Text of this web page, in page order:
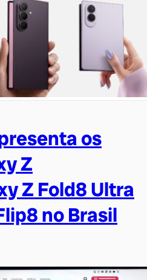
os
Z
Z Fold8 Ultra
no Brasil